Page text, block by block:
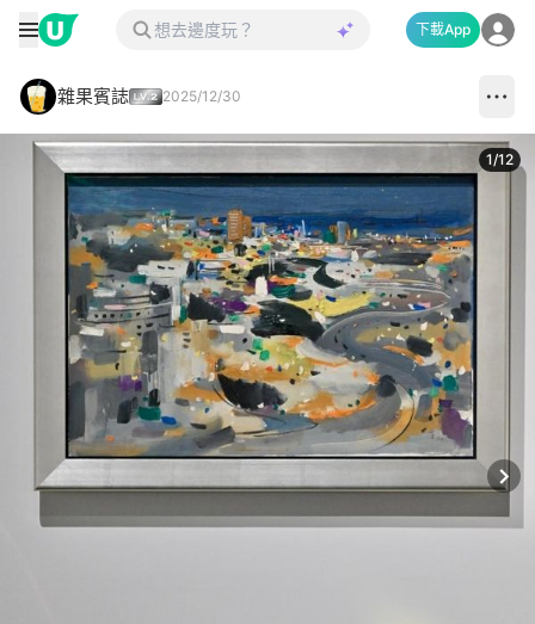
下載App
雜果賓誌 2025/12/30
1/12